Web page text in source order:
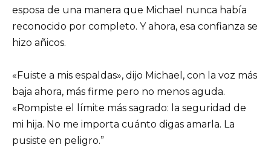
esposa de una manera que Michael nunca había
reconocido por completo. Y ahora, esa confianza se
hizo añicos.
«Fuiste a mis espaldas», dijo Michael, con la voz más
baja ahora, más firme pero no menos aguda.
«Rompiste el límite más sagrado: la seguridad de
mi hija. No me importa cuánto digas amarla. La
pusiste en peligro.”